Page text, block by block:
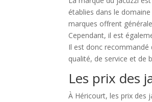
établies dans le
marques offrent
Cependant, il est
Il est donc recommandé
qualité, de service et de
Les prix des
À Héricourt, les prix des